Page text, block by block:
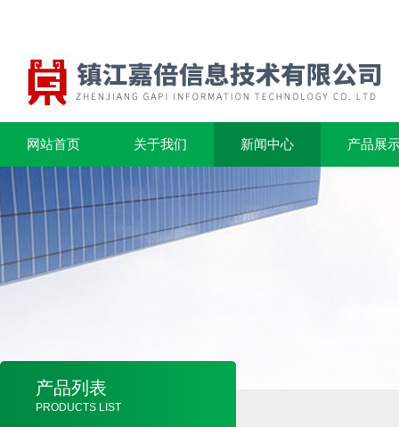
网站首页 关于我们 新闻中心 产品展
产品列表
PRODUCTS LIST